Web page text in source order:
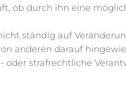
ob durch ihn eine
ständig auf
anderen darauf
strafrechtliche